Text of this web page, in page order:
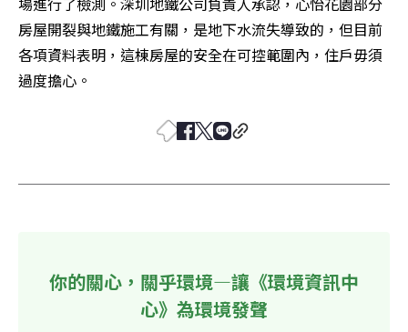
房屋開裂與地鐵施工有關，是地下水流失導致的，但目前
各項資料表明，這棟房屋的安全在可控範圍內，住戶毋須
過度擔心。
你的關心，關乎環境—讓《環境資訊中
心》為環境發聲